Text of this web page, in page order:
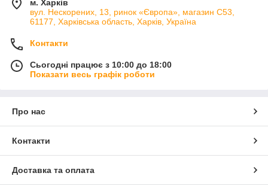
м. Харків
вул. Нескорених, 13, ринок «Європа», магазин С53,
61177, Харківська область, Харків, Україна
Контакти
Сьогодні працює з 10:00 до 18:00
Показати весь графік роботи
Про нас
Контакти
Доставка та оплата